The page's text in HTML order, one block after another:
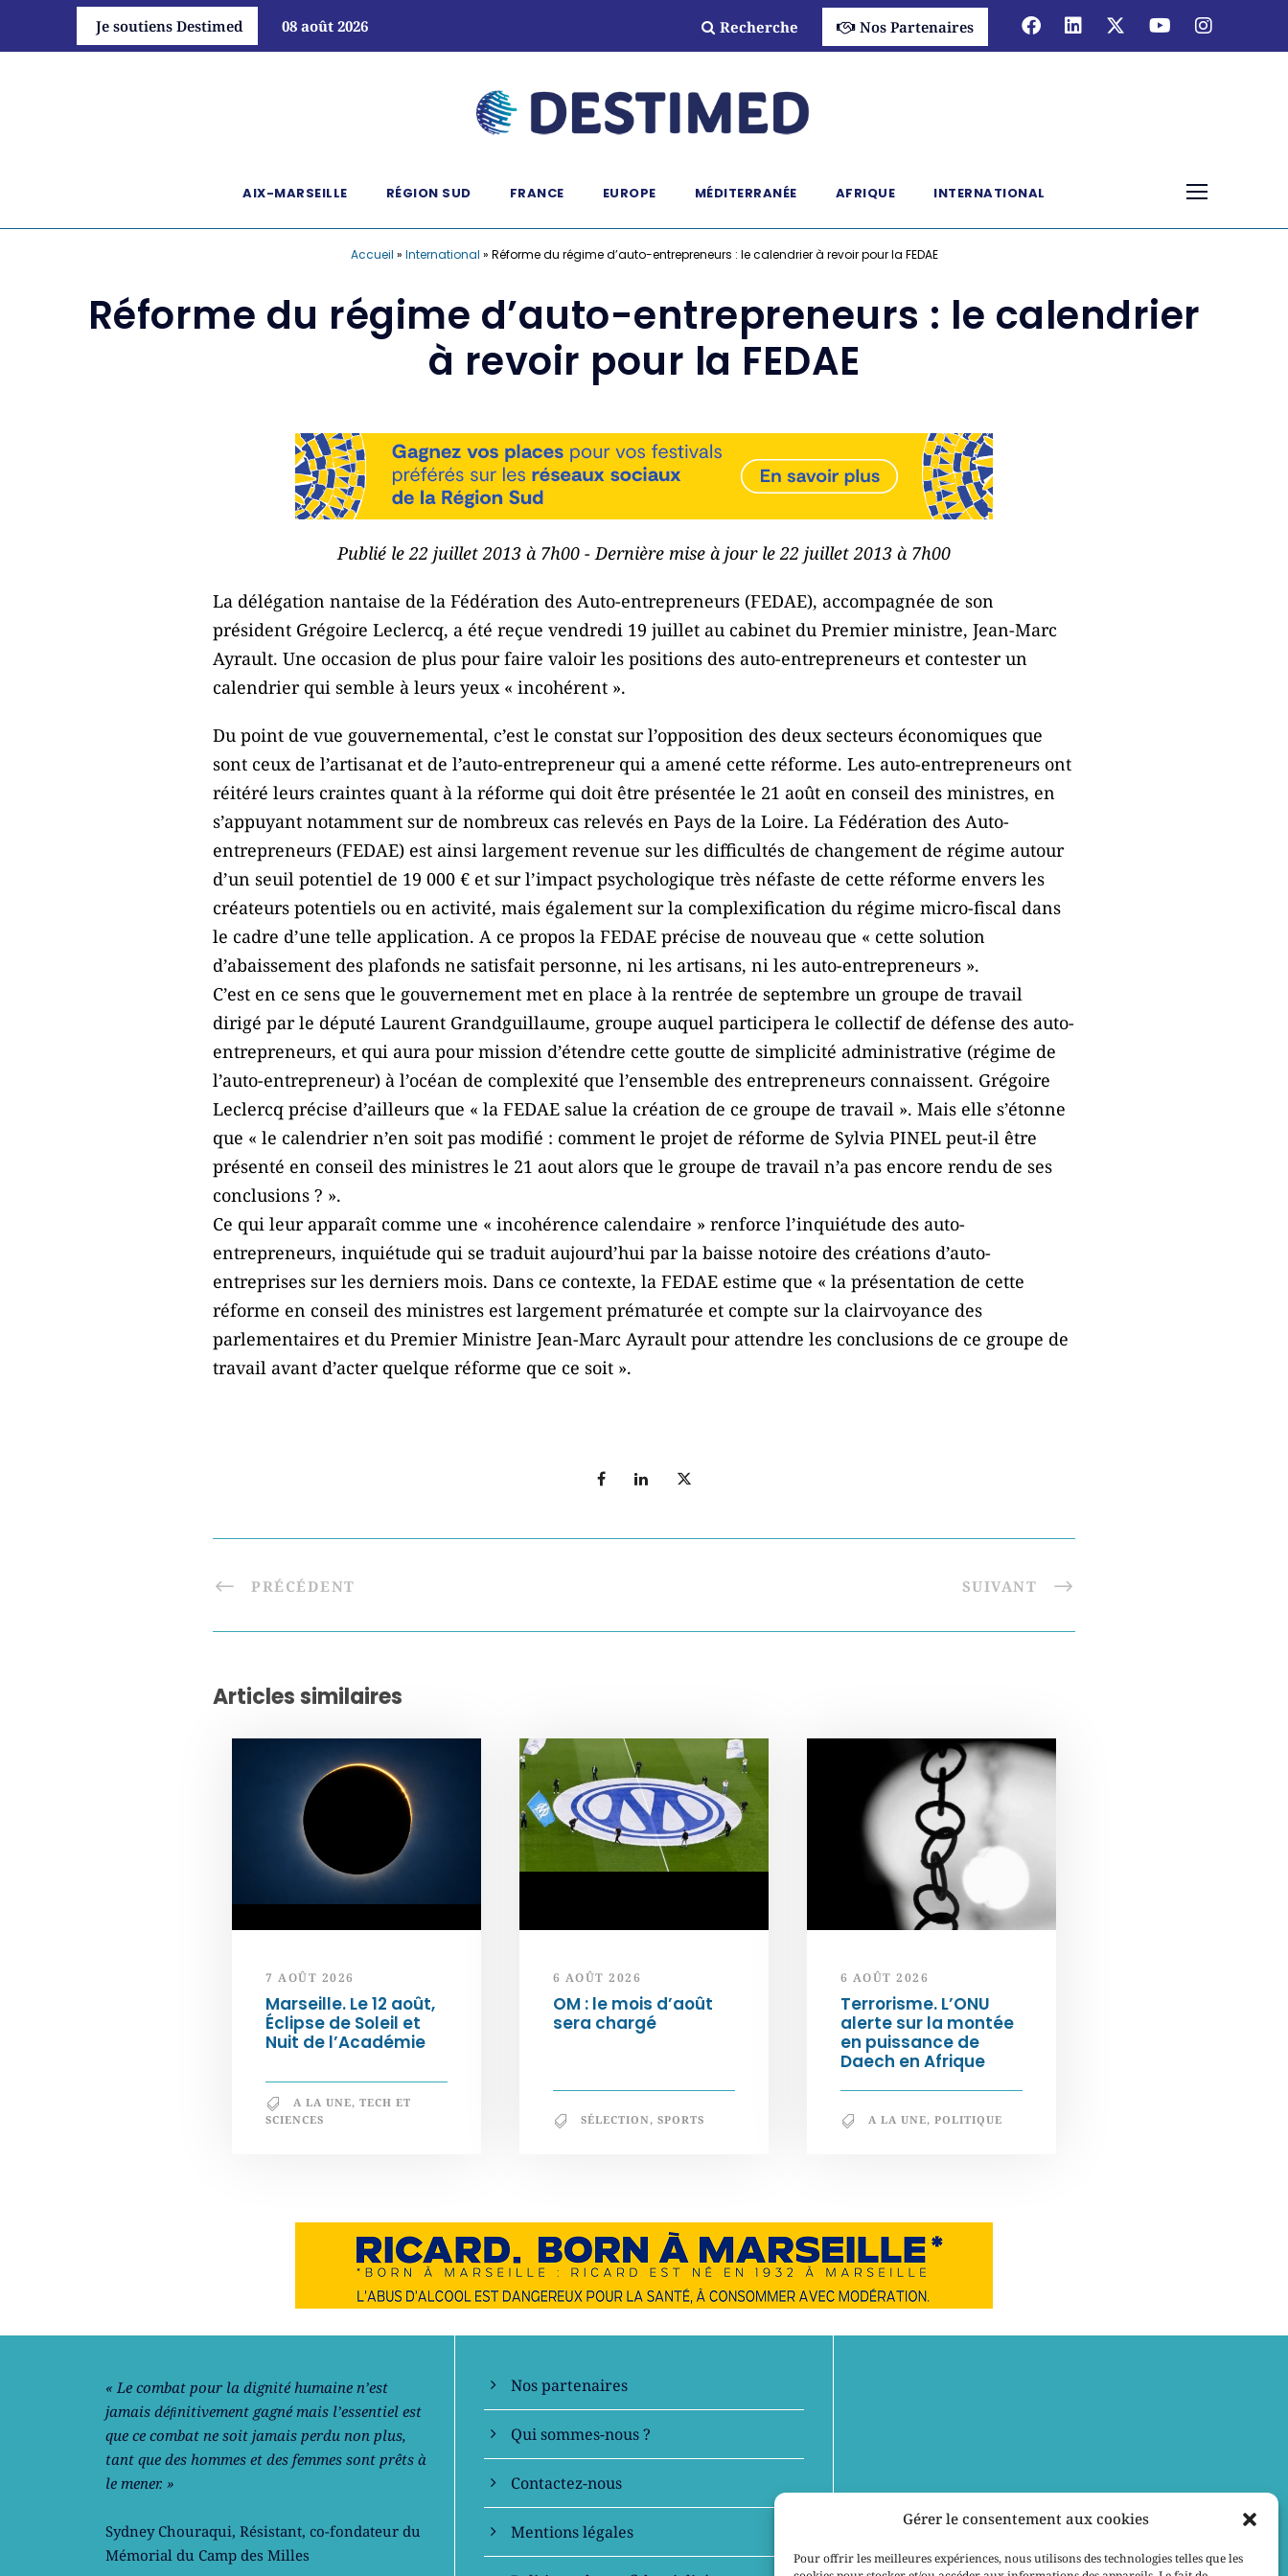
Gérer le consentement aux cookies
Pour offrir les meilleures expériences, nous utilisons des technologies telles que les
Je soutiens Destimed 08 août 2026 Recherche Nos Partenaires
AIX-MARSEILLE RÉGION SUD FRANCE EUROPE MÉDITERRANÉE AFRIQUE INTERNATIONAL
Accueil » International » Réforme du régime d’auto-entrepreneurs : le calendrier à revoir pour la FEDAE
Réforme du régime d’auto-entrepreneurs : le calendrier
à revoir pour la FEDAE
Publié le 22 juillet 2013 à 7h00 - Dernière mise à jour le 22 juillet 2013 à 7h00
La délégation nantaise de la Fédération des Auto-entrepreneurs (FEDAE), accompagnée de son
président Grégoire Leclercq, a été reçue vendredi 19 juillet au cabinet du Premier ministre, Jean-Marc
Ayrault. Une occasion de plus pour faire valoir les positions des auto-entrepreneurs et contester un
calendrier qui semble à leurs yeux « incohérent ».
Du point de vue gouvernemental, c’est le constat sur l’opposition des deux secteurs économiques que
sont ceux de l’artisanat et de l’auto-entrepreneur qui a amené cette réforme. Les auto-entrepreneurs ont
réitéré leurs craintes quant à la réforme qui doit être présentée le 21 août en conseil des ministres, en
s’appuyant notamment sur de nombreux cas relevés en Pays de la Loire. La Fédération des Auto-
entrepreneurs (FEDAE) est ainsi largement revenue sur les difficultés de changement de régime autour
d’un seuil potentiel de 19 000 € et sur l’impact psychologique très néfaste de cette réforme envers les
créateurs potentiels ou en activité, mais également sur la complexification du régime micro-fiscal dans
le cadre d’une telle application. A ce propos la FEDAE précise de nouveau que « cette solution
d’abaissement des plafonds ne satisfait personne, ni les artisans, ni les auto-entrepreneurs ».
C’est en ce sens que le gouvernement met en place à la rentrée de septembre un groupe de travail
dirigé par le député Laurent Grandguillaume, groupe auquel participera le collectif de défense des auto-
entrepreneurs, et qui aura pour mission d’étendre cette goutte de simplicité administrative (régime de
l’auto-entrepreneur) à l’océan de complexité que l’ensemble des entrepreneurs connaissent. Grégoire
Leclercq précise d’ailleurs que « la FEDAE salue la création de ce groupe de travail ». Mais elle s’étonne
que « le calendrier n’en soit pas modifié : comment le projet de réforme de Sylvia PINEL peut-il être
présenté en conseil des ministres le 21 aout alors que le groupe de travail n’a pas encore rendu de ses
conclusions ? ».
Ce qui leur apparaît comme une « incohérence calendaire » renforce l’inquiétude des auto-
entrepreneurs, inquiétude qui se traduit aujourd’hui par la baisse notoire des créations d’auto-
entreprises sur les derniers mois. Dans ce contexte, la FEDAE estime que « la présentation de cette
réforme en conseil des ministres est largement prématurée et compte sur la clairvoyance des
parlementaires et du Premier Ministre Jean-Marc Ayrault pour attendre les conclusions de ce groupe de
travail avant d’acter quelque réforme que ce soit ».
PRÉCÉDENT SUIVANT
Articles similaires
7 AOÛT 2026
Marseille. Le 12 août,
Éclipse de Soleil et
Nuit de l’Académie
A LA UNE, TECH ET
SCIENCES
6 AOÛT 2026
OM : le mois d’août
sera chargé
SÉLECTION, SPORTS
6 AOÛT 2026
Terrorisme. L’ONU
alerte sur la montée
en puissance de
Daech en Afrique
A LA UNE, POLITIQUE
Notre philosophie
« Le combat pour la dignité humaine n’est
jamais déﬁnitivement gagné mais l’essentiel est
que ce combat ne soit jamais perdu non plus,
tant que des hommes et des femmes sont prêts à
le mener. »
Sydney Chouraqui, Résistant, co-fondateur du
Mémorial du Camp des Milles
En savoir +
Nos partenaires
Qui sommes-nous ?
Contactez-nous
Mentions légales